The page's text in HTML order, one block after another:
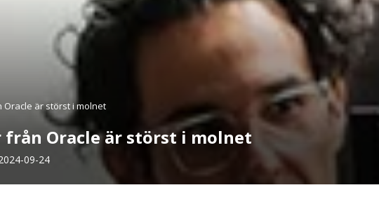
Oracle är störst i molnet
från Oracle är störst i molnet
09-24